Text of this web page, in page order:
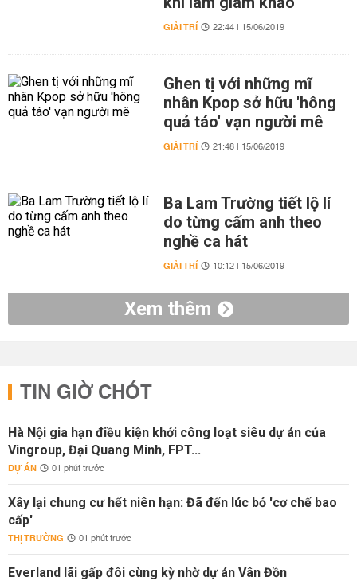
GIẢI TRÍ 22:44 | 15/06/2019
Ghen tị với những mĩ
nhân Kpop sở hữu 'hông
quả táo' vạn người mê
GIẢI TRÍ 21:48 | 15/06/2019
Ba Lam Trường tiết lộ lí
do từng cấm anh theo
nghề ca hát
GIẢI TRÍ 10:12 | 15/06/2019
Xem thêm
TIN GIỜ CHÓT
Hà Nội gia hạn điều kiện khởi công loạt siêu dự án của
Vingroup, Đại Quang Minh, FPT...
DỰ ÁN 01 phút trước
Xây lại chung cư hết niên hạn: Đã đến lúc bỏ 'cơ chế bao
cấp'
THỊ TRƯỜNG 01 phút trước
Everland lãi gấp đôi cùng kỳ nhờ dự án Vân Đồn